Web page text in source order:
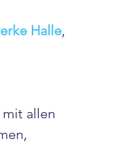
Halle,
allen